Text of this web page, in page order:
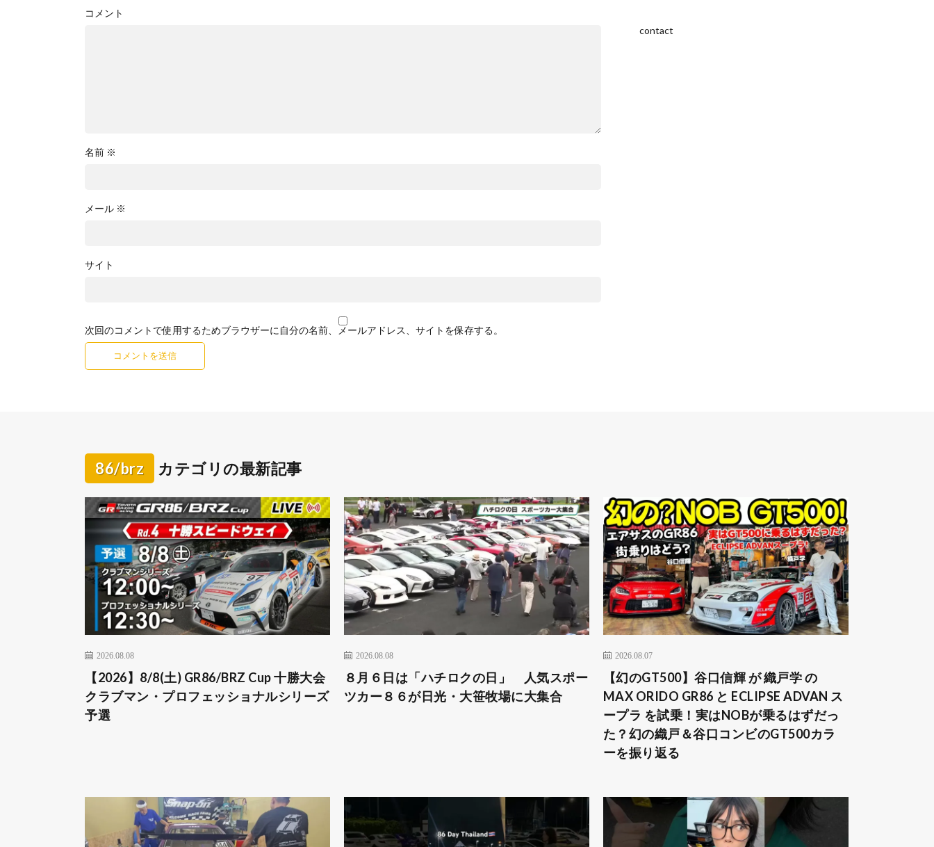
コメント
名前 ※
メール ※
サイト
次回のコメントで使用するためブラウザーに自分の名前、メールアドレス、サイトを保存する。
contact
86/brz カテゴリの最新記事
2026.08.08
【2026】8/8(土) GR86/BRZ Cup 十勝大会
クラブマン・プロフェッショナルシリーズ
予選
2026.08.08
８月６日は「ハチロクの日」 人気スポー
ツカー８６が日光・大笹牧場に大集合
2026.08.07
【幻のGT500】谷口信輝 が 織戸学 の
MAX ORIDO GR86 と ECLIPSE ADVAN ス
ープラ を試乗！実はNOBが乗るはずだっ
た？幻の織戸＆谷口コンビのGT500カラ
ーを振り返る